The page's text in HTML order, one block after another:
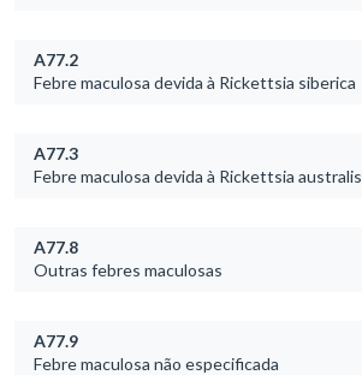
A77.2
Febre maculosa devida à Rickettsia siberica
A77.3
Febre maculosa devida à Rickettsia australis
A77.8
Outras febres maculosas
A77.9
Febre maculosa não especificada